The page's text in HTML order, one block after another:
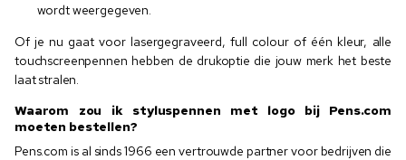
wordt weergegeven.
Of je nu gaat voor lasergegraveerd, full colour of één kleur, alle
touchscreenpennen hebben de drukoptie die jouw merk het beste
laat stralen.
Waarom zou ik styluspennen met logo bij Pens.com
moeten bestellen?
Pens.com is al sinds 1966 een vertrouwde partner voor bedrijven die